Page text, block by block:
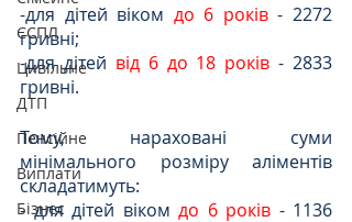
ЄСПЛ
Цивільне
ДТП
Пенсійне
Виплати
Бізнес
-для дітей віком до 6 років - 2272
гривні;
-для дітей від 6 до 18 років - 2833
гривні.
Тому, нараховані суми
мінімального розміру аліментів
складатимуть:
- для дітей віком до 6 років - 1136